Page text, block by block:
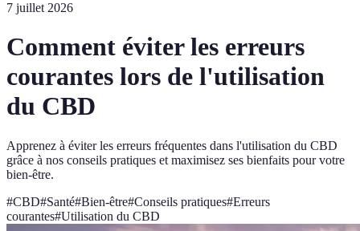
7 juillet 2026
Comment éviter les erreurs
courantes lors de l'utilisation
du CBD
Apprenez à éviter les erreurs fréquentes dans l'utilisation du CBD
grâce à nos conseils pratiques et maximisez ses bienfaits pour votre
bien-être.
#CBD#Santé#Bien-être#Conseils pratiques#Erreurs
courantes#Utilisation du CBD